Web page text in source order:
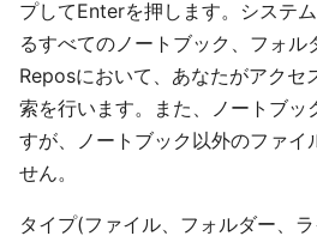
プしてEnterを押します。システ
るすべてのノートブック、フォル
Reposにおいて、あなたがアクセ
索を行います。また、ノートブッ
すが、ノートブック以外のファイ
せん。
タイプ(ファイル、フォルダー、